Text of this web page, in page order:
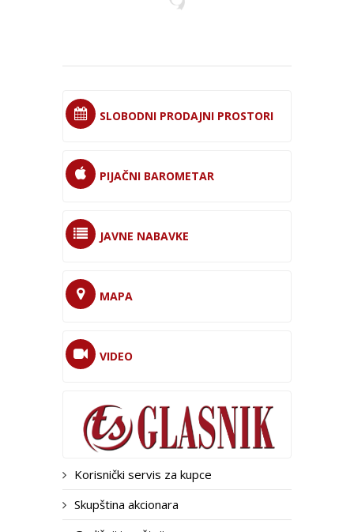
SLOBODNI PRODAJNI PROSTORI
PIJAČNI BAROMETAR
JAVNE NABAVKE
MAPA
VIDEO
Korisnički servis za kupce
Skupština akcionara